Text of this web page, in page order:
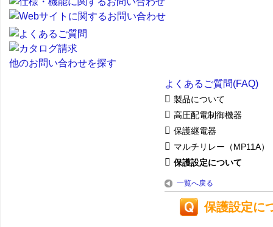
他のお問い合わせを探す
よくあるご質問(FAQ)
製品について
高圧配電制御機器
保護継電器
マルチリレー（MP11A）
保護設定について
一覧へ戻る
保護設定に